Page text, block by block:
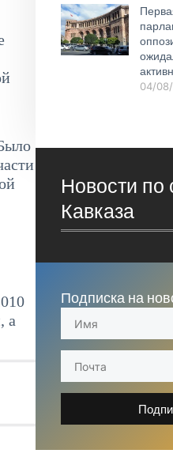
а
04/
Новости по
Кавказа
Подписка на